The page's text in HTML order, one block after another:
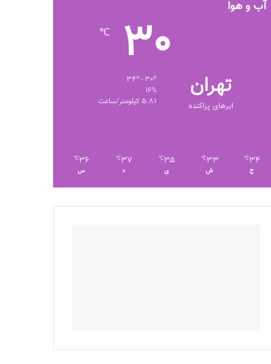
آب و هوا
تهران
ابرهای پراکنده
30
℃
34º - 30º
16%
5.81 کیلومتر/ساعت
34
℃
ج
33
℃
ش
35
℃
ی
37
℃
د
36
℃
س